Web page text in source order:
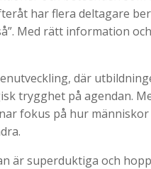
har flera deltagare
Med rätt information
där
trygghet på agendan.
fokus på hur
är superduktiga och